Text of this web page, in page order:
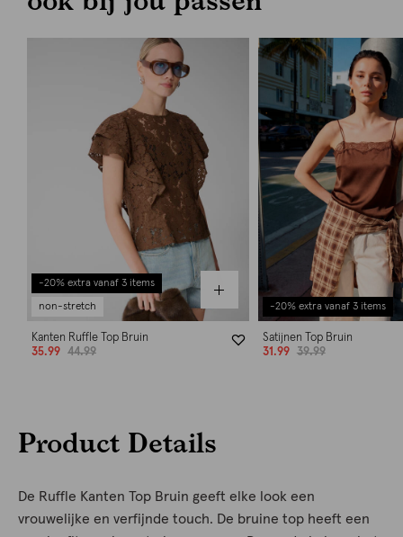
-20% extra vanaf 3 items
non-stretch
Kanten Ruffle Top Bruin
35.99
44.99
-20% extra vanaf 3 items
Satijnen Top Bruin
31.99
39.99
Product Details
De Ruffle Kanten Top Bruin geeft elke look een
vrouwelijke en verfijnde touch. De bruine top heeft een